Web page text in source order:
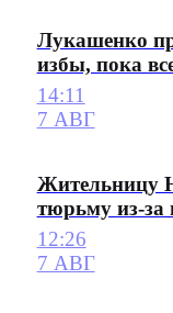
Лукашенко
избы, пока
14:11
7 АВГ
Жительницу
тюрьму из-за
12:26
7 АВГ